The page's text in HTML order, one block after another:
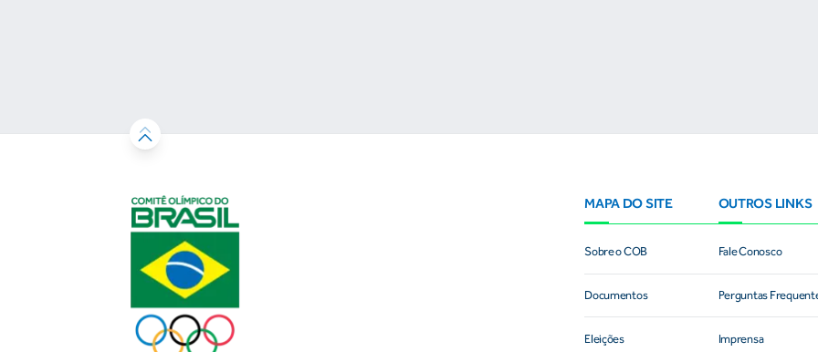
MAPA DO SITE
Sobre o COB
Documentos
Eleições
OUTROS LINKS
Fale Conosco
Perguntas
Imprensa